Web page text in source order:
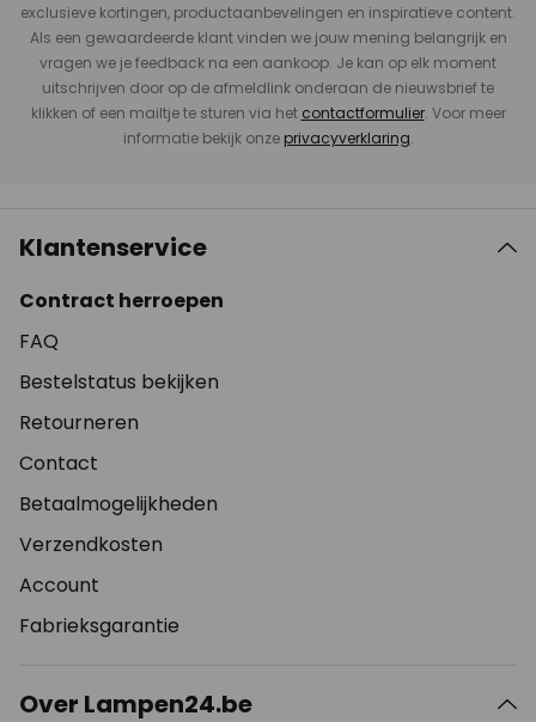
exclusieve kortingen, productaanbevelingen en inspiratieve content.
Als een gewaardeerde klant vinden we jouw mening belangrijk en
vragen we je feedback na een aankoop. Je kan op elk moment
uitschrijven door op de afmeldlink onderaan de nieuwsbrief te
klikken of een mailtje te sturen via het contactformulier. Voor meer
informatie bekijk onze privacyverklaring.
Klantenservice
Contract herroepen
FAQ
Bestelstatus bekijken
Retourneren
Contact
Betaalmogelijkheden
Verzendkosten
Account
Fabrieksgarantie
Over Lampen24.be